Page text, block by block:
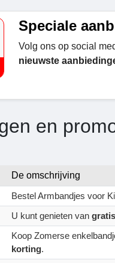
Speciale
Volg ons op social
nieuwste
en
De omschrijving
Bestel Armbandjes voor
U kunt genieten van
Koop Zomerse
korting.